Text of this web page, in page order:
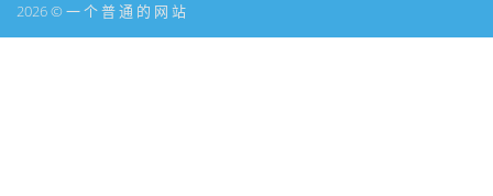
2026 © 一 个 普 通 的 网 站